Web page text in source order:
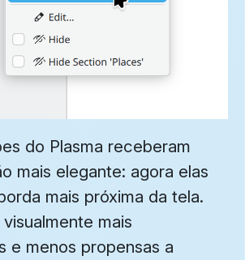
do Plasma receberam
mais elegante: agora elas
mais próxima da tela.
mais
e menos propensas a